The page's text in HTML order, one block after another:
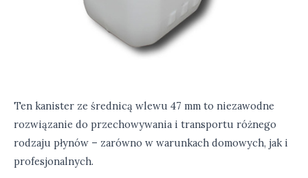
Ten kanister ze średnicą wlewu 47 mm to niezawodne
rozwiązanie do przechowywania i transportu różnego
rodzaju płynów – zarówno w warunkach domowych, jak i
profesjonalnych.